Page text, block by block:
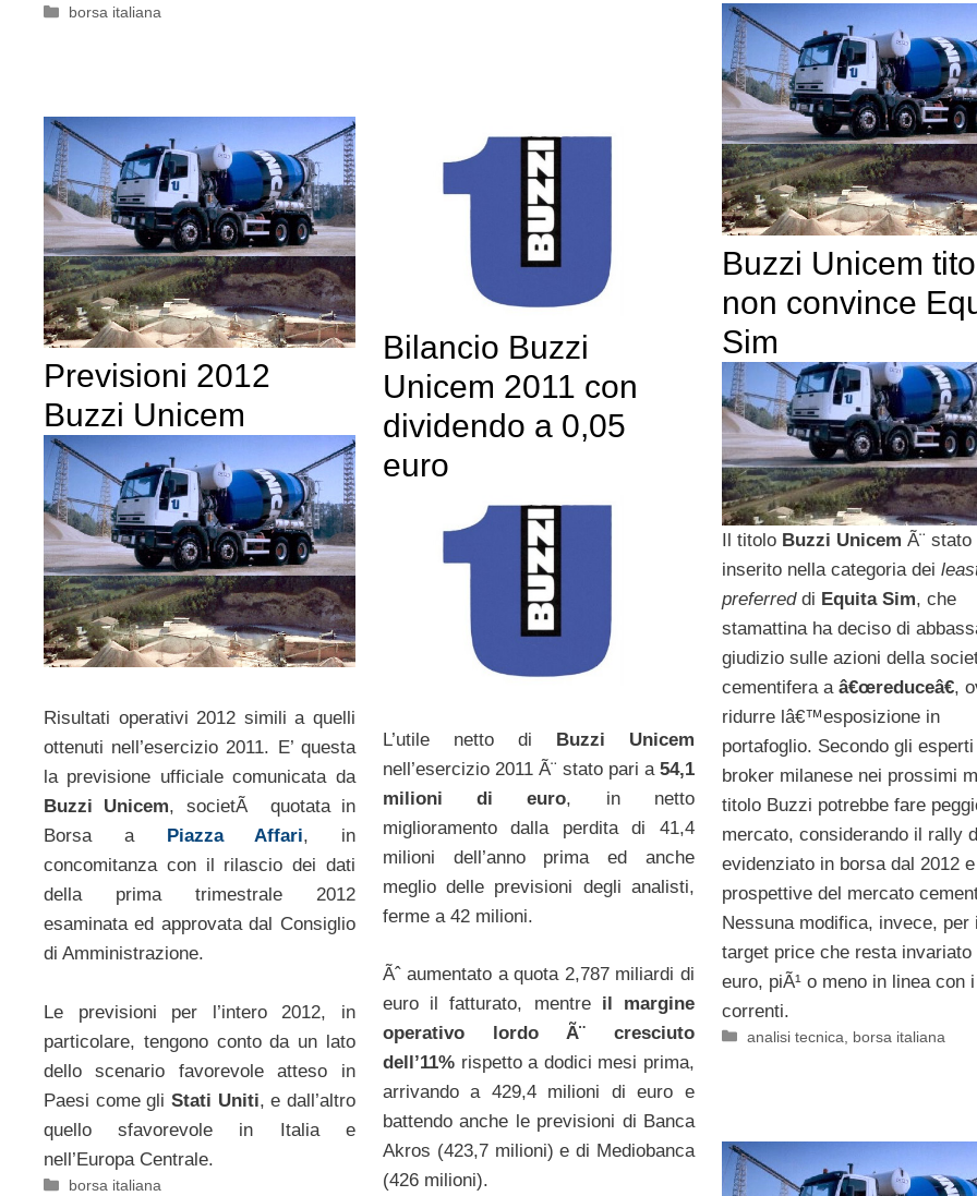
Categorie
borsa italiana
Buzzi Unicem
non convince
Sim
Il titolo Buzzi Unicem Ã¨ stato
inserito nella categoria dei
preferred di Equita Sim, che
stamattina ha deciso di
giudizio sulle azioni della
cementifera a â€œreduceâ€,
ridurre lâ€™esposizione in
portafoglio. Secondo gli
broker milanese nei prossimi
titolo Buzzi potrebbe fare
mercato, considerando il rally
evidenziato in borsa dal 2012
prospettive del mercato
Nessuna modifica, invece, per
target price che resta invariato
euro, piÃ¹ o meno in linea con
correnti.
Categorie
analisi tecnica borsa italiana
Previsioni 2012
Buzzi Unicem
Risultati operativi 2012 simili a quelli
ottenuti nell’esercizio 2011. E’ questa
la previsione ufficiale comunicata da
Buzzi Unicem, societÃ quotata in
Borsa a Piazza Affari, in
concomitanza con il rilascio dei dati
della prima trimestrale 2012
esaminata ed approvata dal Consiglio
di Amministrazione.
Le previsioni per l’intero 2012, in
particolare, tengono conto da un lato
dello scenario favorevole atteso in
Paesi come gli Stati Uniti, e dall’altro
quello sfavorevole in Italia e
nell’Europa Centrale.
Categorie
borsa italiana
Bilancio Buzzi
Unicem 2011 con
dividendo a 0,05
euro
L’utile netto di Buzzi Unicem
nell’esercizio 2011 Ã¨ stato pari a 54,1
milioni di euro, in netto
miglioramento dalla perdita di 41,4
milioni dell’anno prima ed anche
meglio delle previsioni degli analisti,
ferme a 42 milioni.
Ãˆ aumentato a quota 2,787 miliardi di
euro il fatturato, mentre il margine
operativo lordo Ã¨ cresciuto
dell’11%rispetto a dodici mesi prima,
arrivando a 429,4 milioni di euro e
battendo anche le previsioni di Banca
Akros (423,7 milioni) e di Mediobanca
(426 milioni).